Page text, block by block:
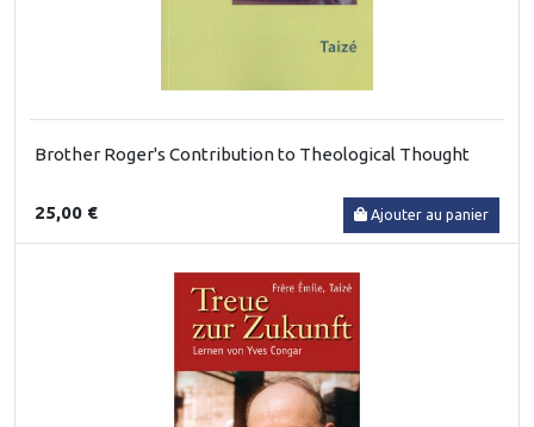
Brother Roger's Contribution to Theological Thought
25,00 € Ajouter au panier